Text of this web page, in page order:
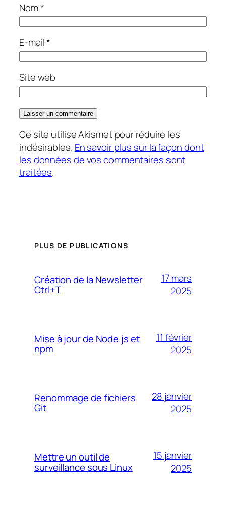
Nom*
E-mail*
Site web
Ce site utilise Akismet pour réduire les
indésirables. En savoir plus sur la façon dont
les données de vos commentaires sont
traitées.
PLUS DE PUBLICATIONS
Création de la Newsletter
Ctrl+T
17 mars
2025
Mise à jour de Node.js et
npm
11 février
2025
Renommage de fichiers
Git
28 janvier
2025
Mettre un outil de
surveillance sous Linux
15 janvier
2025